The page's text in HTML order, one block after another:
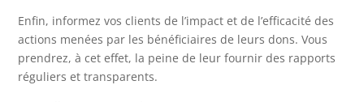
Enfin, informez vos clients de l’impact et de l’efficacité des
actions menées par les bénéficiaires de leurs dons. Vous
prendrez, à cet effet, la peine de leur fournir des rapports
réguliers et transparents.